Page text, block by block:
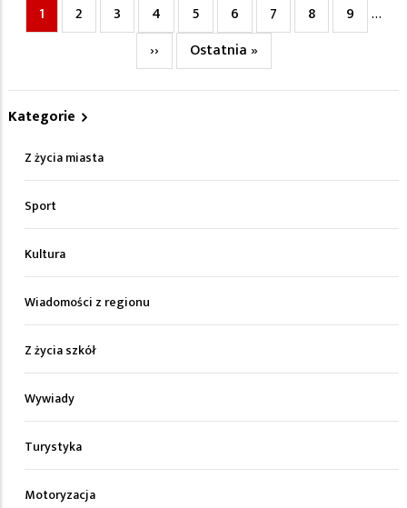
Stronicowanie
Bieżąca
strona
1 Page
2 Page
3 Page
4 Page
5 Page
6 Page
7 Page
8 Page
9 …
Następna
strona
››
Ostatnia
strona
Ostatnia »
Kategorie
Z życia miasta
Sport
Kultura
Wiadomości z regionu
Z życia szkół
Wywiady
Turystyka
Motoryzacja